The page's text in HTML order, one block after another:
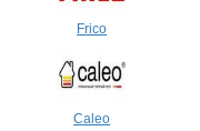
Frico
Caleo